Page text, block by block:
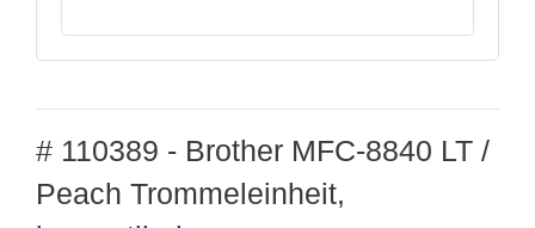
# 110389 - Brother MFC-8840 LT /
Peach Trommeleinheit,